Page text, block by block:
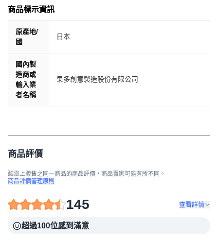
商品標示資訊
原產地/
國
日本
國內製
造商或
輸入業
者名稱
果多創意製造股份有限公司
商品評價
酷澎上販售之同一商品的商品評價，商品賣家可能有所不同。
商品評價管理原則
145 查看詳情
超過100位感到滿意